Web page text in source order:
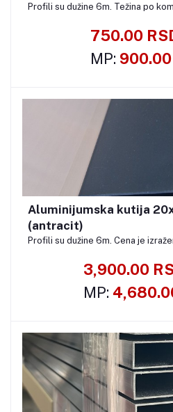
Profili su dužine 6m. Težina po
750.00
MP: 900.00
Aluminijumska kutija
(antracit)
Profili su dužine 6m. Cena je
3,900.00
MP: